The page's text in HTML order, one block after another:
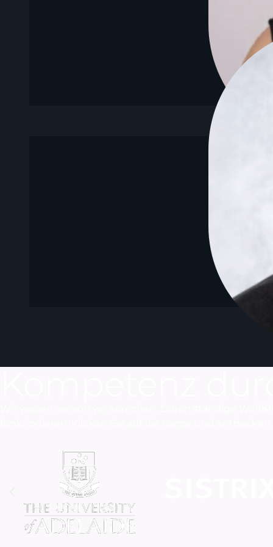
Warunee bringt analytische Stärke
dafür, dass
Stefan verbindet KI-Beratung mit
Webauftritten sowie der